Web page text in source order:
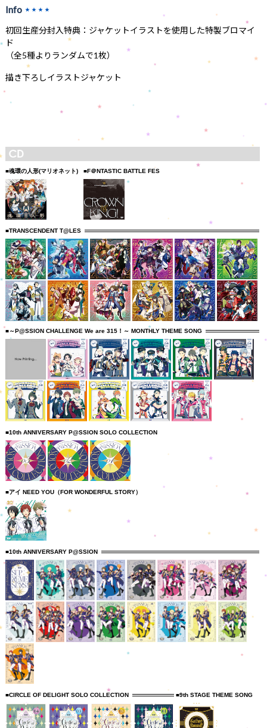
Info ★★★★
初回生産分封入特典：ジャケットイラストを使用した特製ブロマイ
ド
（全5種よりランダムで1枚）
描き下ろしイラストジャケット
■魂環の人形(マリオネット) ■F＠NTASTIC BATTLE FES
■TRANSCENDENT T@LES
■～P@SSION CHALLENGE We are 315！～ MONTHLY THEME SONG
■10th ANNIVERSARY P@SSION SOLO COLLECTION
■アイ NEED YOU（FOR WONDERFUL STORY）
■10th ANNIVERSARY P@SSION
■CIRCLE OF DELIGHT SOLO COLLECTION ■9th STAGE THEME SONG